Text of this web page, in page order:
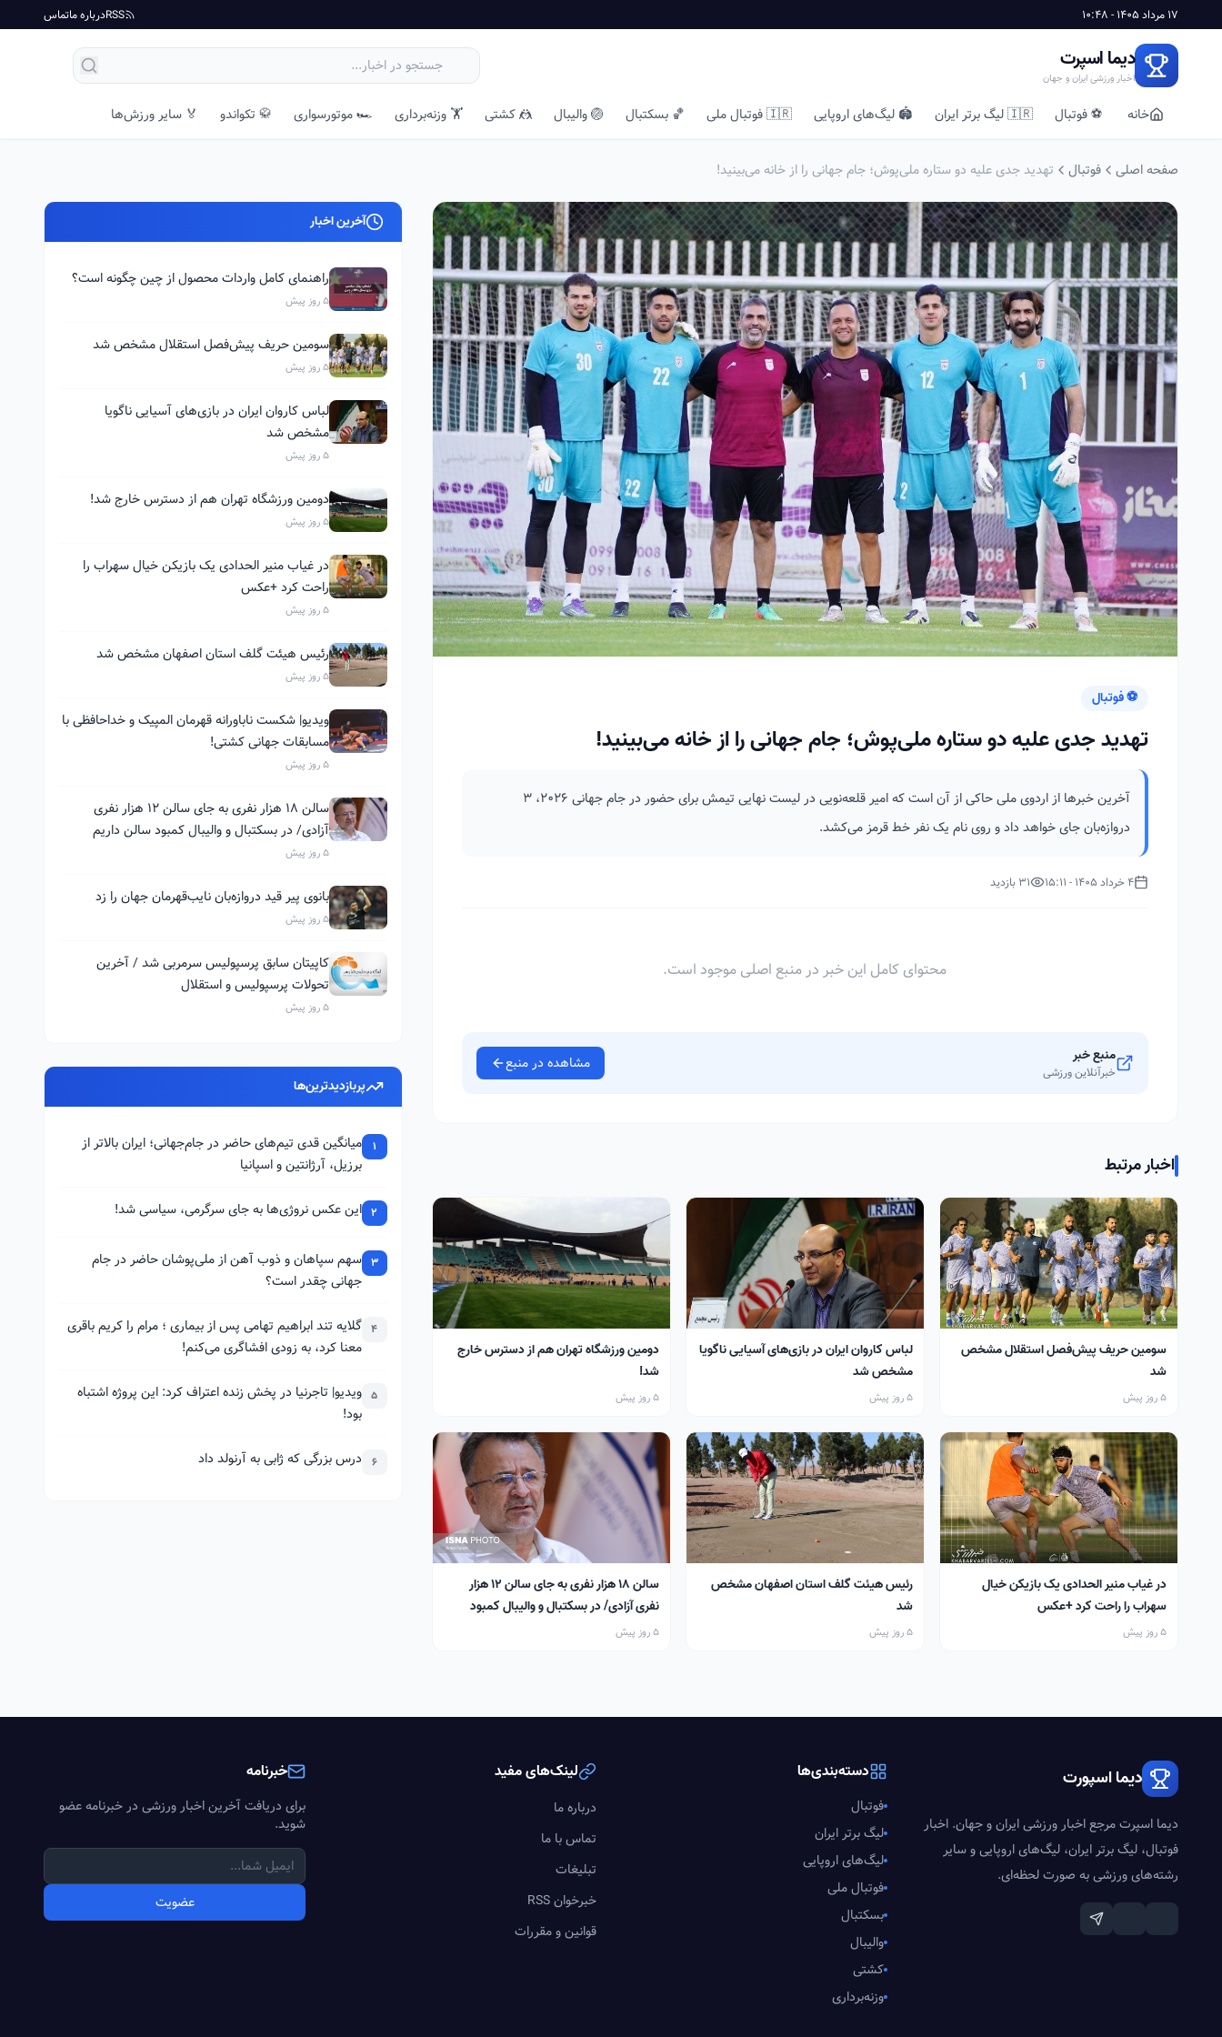
17 مرداد 1405 - 10:48 RSSدرباره ماتماس
دیما اسپرت
اخبار ورزشی ایران و جهان
خانه ⚽ فوتبال 🇮🇷 لیگ برتر ایران 🏟️ لیگ‌های اروپایی 🇮🇷 فوتبال ملی 🏀 بسکتبال 🏐 والیبال 🤼 کشتی 🏋️ وزنه‌برداری 🏎️ موتورسواری 🥋 تکواندو 🏅 سایر ورزش‌ها
صفحه اصلی فوتبال تهدید جدی علیه دو ستاره ملی‌پوش؛ جام جهانی را از خانه می‌بینید!
⚽ فوتبال
تهدید جدی علیه دو ستاره ملی‌پوش؛ جام جهانی را از خانه می‌بینید!
آخرین خبرها از اردوی ملی حاکی از آن است که امیر قلعه‌نویی در لیست نهایی تیمش برای حضور در جام جهانی ۲۰۲۶، ۳
دروازه‌بان جای خواهد داد و روی نام یک نفر خط قرمز می‌کشد.
4 خرداد 1405 - 15:11 31 بازدید
محتوای کامل این خبر در منبع اصلی موجود است.
منبع خبر
خبرآنلاین ورزشی مشاهده در منبع
اخبار مرتبط
سومین حریف پیش‌فصل استقلال مشخص
شد
5 روز پیش
لباس کاروان ایران در بازی‌های آسیایی ناگویا
مشخص شد
5 روز پیش
دومین ورزشگاه تهران هم از دسترس خارج
شد!
5 روز پیش
در غیاب منیر الحدادی یک بازیکن خیال
سهراب را راحت کرد +عکس
5 روز پیش
رئیس هیئت گلف استان اصفهان مشخص
شد
5 روز پیش
سالن ۱۸ هزار نفری به جای سالن ۱۲ هزار
نفری آزادی/ در بسکتبال و والیبال کمبود
سالن داریم
5 روز پیش
آخرین اخبار
راهنمای کامل واردات محصول از چین چگونه است؟
5 روز پیش
سومین حریف پیش‌فصل استقلال مشخص شد
5 روز پیش
لباس کاروان ایران در بازی‌های آسیایی ناگویا
مشخص شد
5 روز پیش
دومین ورزشگاه تهران هم از دسترس خارج شد!
5 روز پیش
در غیاب منیر الحدادی یک بازیکن خیال سهراب را
راحت کرد +عکس
5 روز پیش
رئیس هیئت گلف استان اصفهان مشخص شد
5 روز پیش
ویدیو| شکست ناباورانه قهرمان المپیک و خداحافظی با
مسابقات جهانی کشتی!
5 روز پیش
سالن ۱۸ هزار نفری به جای سالن ۱۲ هزار نفری
آزادی/ در بسکتبال و والیبال کمبود سالن داریم
5 روز پیش
بانوی پیر قید دروازه‌بان نایب‌قهرمان جهان را زد
5 روز پیش
کاپیتان سابق پرسپولیس سرمربی شد / آخرین
تحولات پرسپولیس و استقلال
5 روز پیش
پربازدیدترین‌ها
1
میانگین قدی تیم‌های حاضر در جام‌جهانی؛ ایران بالاتر از
برزیل، آرژانتین و اسپانیا
2 این عکس نروژی‌ها به جای سرگرمی، سیاسی شد!
3 سهم سپاهان و ذوب آهن از ملی‌پوشان حاضر در جام
جهانی چقدر است؟
4 گلایه تند ابراهیم تهامی پس از بیماری ؛ مرام را کریم باقری
معنا کرد، به زودی افشاگری می‌کنم!
5 ویدیو| تاجرنیا در پخش زنده اعتراف کرد: این پروژه اشتباه
بود!
6 درس بزرگی که ژابی به آرنولد داد
دیما اسپورت
دیما اسپرت مرجع اخبار ورزشی ایران و جهان. اخبار
فوتبال، لیگ برتر ایران، لیگ‌های اروپایی و سایر
رشته‌های ورزشی به صورت لحظه‌ای.
دسته‌بندی‌ها
فوتبال
لیگ برتر ایران
لیگ‌های اروپایی
فوتبال ملی
بسکتبال
والیبال
کشتی
وزنه‌برداری
لینک‌های مفید
درباره ما
تماس با ما
تبلیغات
خبرخوان RSS
قوانین و مقررات
خبرنامه
برای دریافت آخرین اخبار ورزشی در خبرنامه عضو
شوید.
عضویت